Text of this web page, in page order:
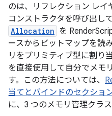
のは、リフレクション レイ
コンストラクタを呼び出し
Allocation を
ースからビットマップを読
リをプリミティブ型に割り
を直接使用して自分でメモ
す。この方法については、
当てとバインドのセクショ
に、3 つのメモリ管理クラ